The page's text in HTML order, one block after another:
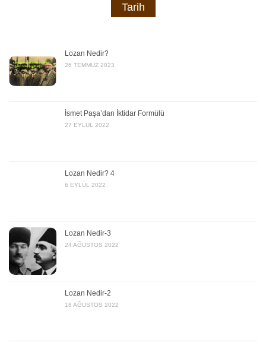
Tarih
Lozan Nedir?
26 TEMMUZ 2023
İsmet Paşa’dan İktidar Formülü
27 EYLÜL 2022
Lozan Nedir? 4
6 EYLÜL 2022
Lozan Nedir-3
24 AĞUSTOS 2022
Lozan Nedir-2
18 AĞUSTOS 2022